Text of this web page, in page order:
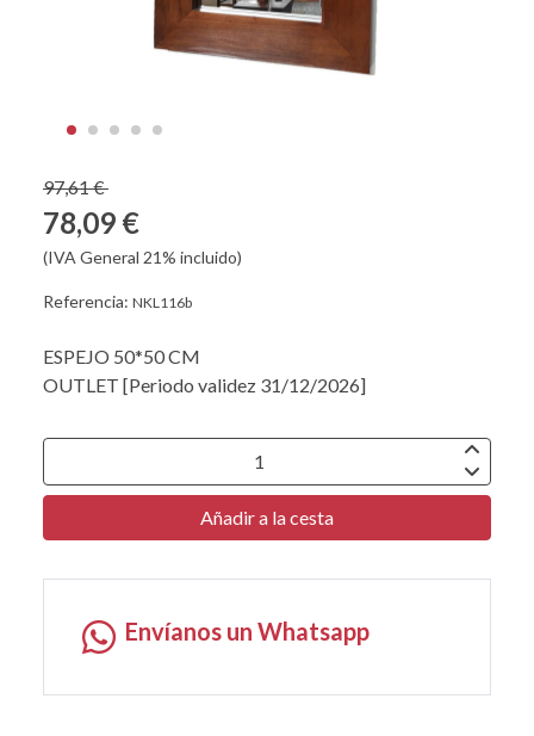
97,61 €
78,09 €
(IVA General 21% incluido)
Referencia: NKL116b
ESPEJO 50*50 CM
OUTLET [Periodo validez 31/12/2026]
Añadir a la cesta
Envíanos un Whatsapp